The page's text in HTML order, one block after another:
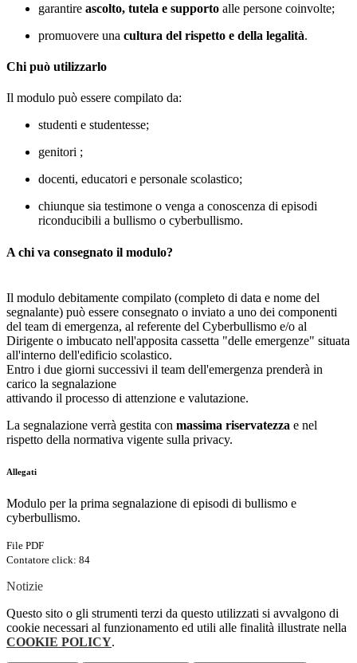
garantire ascolto, tutela e supporto alle persone coinvolte;
promuovere una cultura del rispetto e della legalità.
Chi può utilizzarlo
Il modulo può essere compilato da:
studenti e studentesse;
genitori ;
docenti, educatori e personale scolastico;
chiunque sia testimone o venga a conoscenza di episodi
riconducibili a bullismo o cyberbullismo.
A chi va consegnato il modulo?
Il modulo debitamente compilato (completo di data e nome del
segnalante) può essere consegnato о inviato a uno dei componenti
del team di emergenza, al referente del Cyberbullismo e/o al
Dirigente o imbucato nell'apposita cassetta "delle emergenze" situata
all'interno dell'edificio scolastico.
Entro i due giorni successivi il team dell'emergenza prenderà in
carico la segnalazione
attivando il processo di attenzione e valutazione.
La segnalazione verrà gestita con massima riservatezza e nel
rispetto della normativa vigente sulla privacy.
Allegati
Modulo per la prima segnalazione di episodi di bullismo e
cyberbullismo.
File PDF
Contatore click: 84
Notizie
Questo sito o gli strumenti terzi da questo utilizzati si avvalgono di
cookie necessari al funzionamento ed utili alle finalità illustrate nella
COOKIE POLICY.